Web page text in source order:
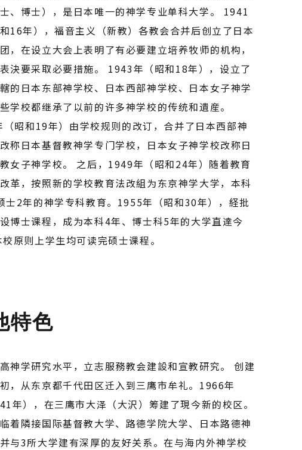
、博士），是日本唯一的神学专业单科大学。 1941
16年），福音主义（新教）各教会合并后创立了日本
，在设立大会上表明了有必要建立培养牧师的机构，
決要采取必要措施。 1943年（昭和18年），设立了
的日本东部神学校、日本西部神学校、日本女子神学
学校都继承了以前的许多神学校的传统和遺産。
昭和19年）由学校规则的改订，合并了日本西部神
称日本基督教神学专门学校，日本女子神学校改称日
女子神学校。 之后，1949年（昭和24年）随着教育
革，按照新的学校教育法改組为东京神学大学，本科
士2年的神学专科教育。1955年（昭和30年），経批
博士课程，成为本科4年、博士科5年的大学直達今
原则上学生均可读完硕士课程。
特色
神学研究水平，立志服務教会建設和宣教研究。 创建
，从东京都千代田区迁入到三鹰市牟礼。1966年
41年），在三鹰市大泽（大沢）筹建了現今新的校区。
着隣接国际基督教大学、路德学院大学、日本路德神
与3所大学建有深厚的友好关系。在与海内外神学校